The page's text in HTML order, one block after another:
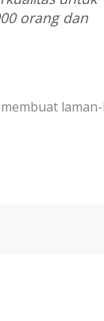
orang dan